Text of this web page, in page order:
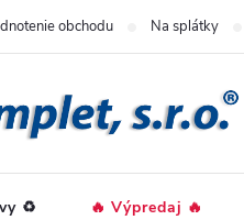
obchodu Na splátky
♻️ 🔥 Výpredaj 🔥